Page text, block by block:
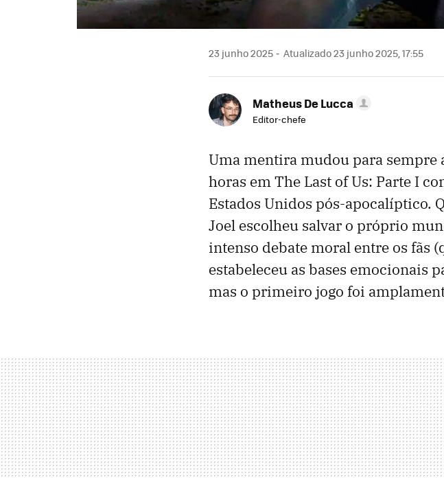
23 junho 2025 Atualizado 23 junho 2025, 17:55
Matheus De Lucca
Editor-chefe
Uma mentira mudou para sempre
horas em The Last of Us: Parte I
Estados Unidos pós-apocalíptico.
Joel escolheu salvar o próprio
intenso debate moral entre os fãs
estabeleceu as bases emocionais
mas o primeiro jogo foi